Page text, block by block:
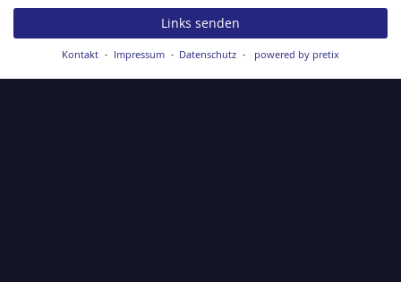
Links senden
Kontakt Impressum Datenschutz powered by pretix